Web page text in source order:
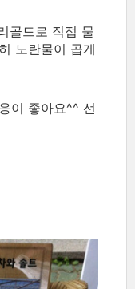
골드로 직접 물
노란물이 곱게
이 좋아요^^ 선